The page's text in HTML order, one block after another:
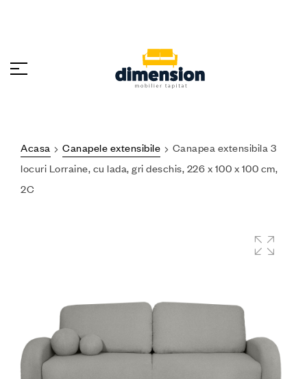
Acasa Canapele extensibile
Canapea extensibila 3
locuri Lorraine, cu lada, gri deschis, 226 x 100 x 100 cm,
2C